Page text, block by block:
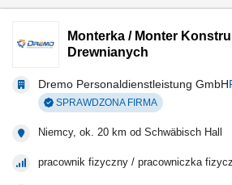
Monterka / Monter
Drewnianych
Dremo Personaldienstleistung GmbH
SPRAWDZONA FIRMA
Niemcy, ok. 20 km od Schwäbisch Hall
pracownik fizyczny / pracowniczka